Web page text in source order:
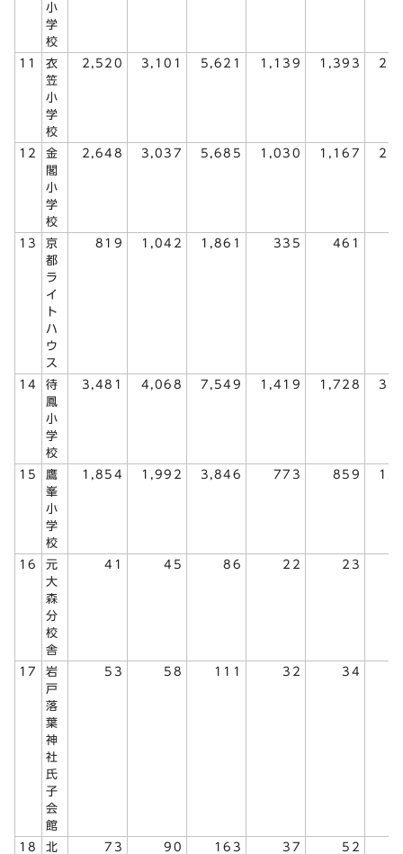
小
学
校
11
衣
笠
小
学
校
2,520 3,101 5,621 1,139 1,393
12
金
閣
小
学
校
2,648 3,037 5,685 1,030 1,167
13
京
都
ラ
イ
ト
ハ
ウ
ス
819 1,042 1,861 335 461
14
待
鳳
小
学
校
3,481 4,068 7,549 1,419 1,728
15
鷹
峯
小
学
校
1,854 1,992 3,846 773 859
16
元
大
森
分
校
舎
41 45 86 22 23
17
岩
戸
落
葉
神
社
氏
子
会
館
53 58 111 32 34
18
北
73 90 163 37 52